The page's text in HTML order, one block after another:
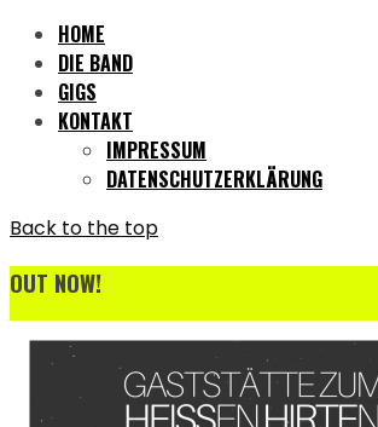
HOME
DIE BAND
GIGS
KONTAKT
IMPRESSUM
DATENSCHUTZERKLÄRUNG
Back to the top
OUT NOW!